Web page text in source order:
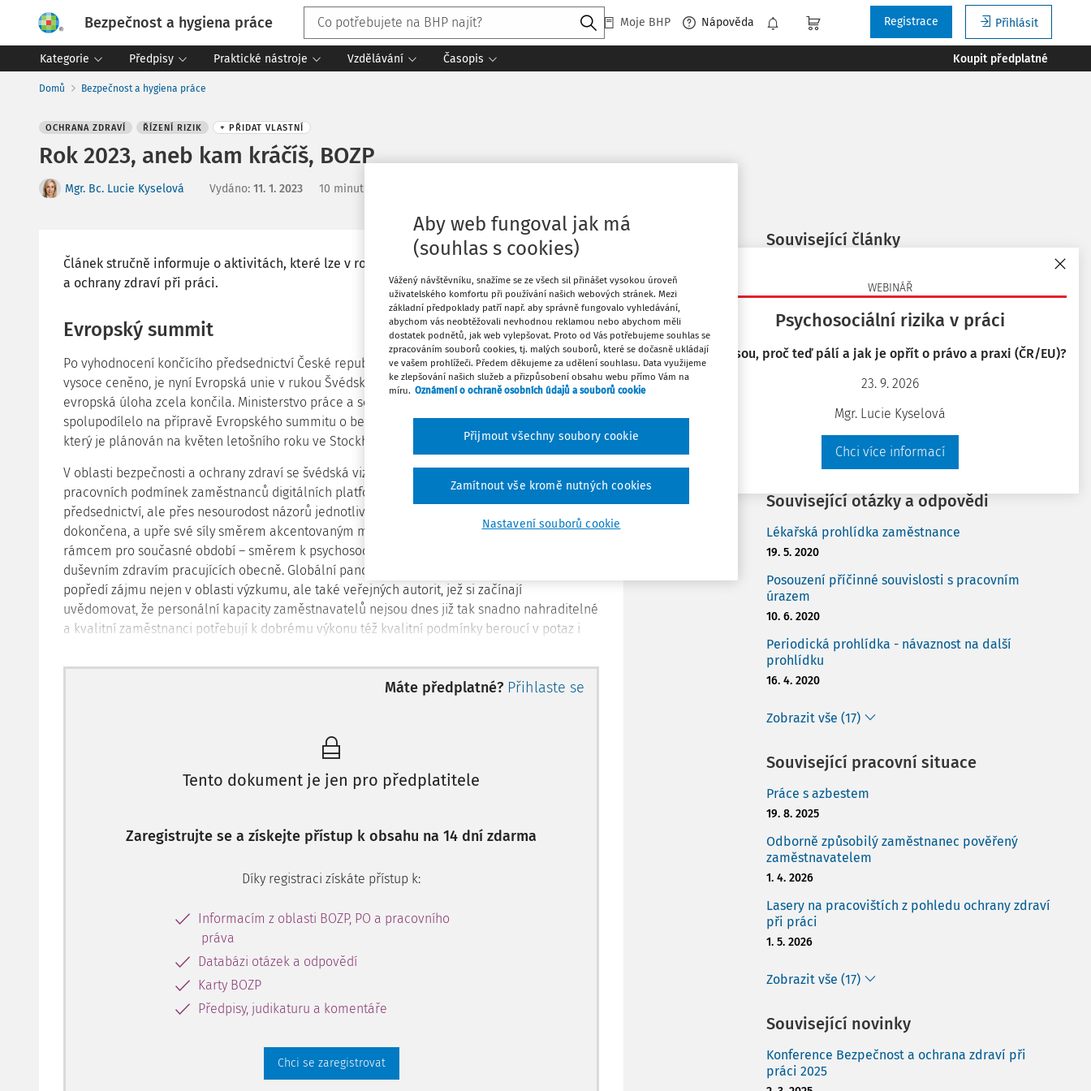
Bezpečnost a hygiena práce Moje BHP Nápověda Přihlásit
Registrace
Kategorie Předpisy Praktické nástroje Vzdělávání Časopis Koupit předplatné
WEBINÁŘ
Psychosociální rizika v práci
Co jsou, proč teď pálí a jak je opřít o právo a praxi (ČR/EU)?
23. 9. 2026
Mgr. Lucie Kyselová
Chci více informací
Domů Bezpečnost a hygiena práce
OCHRANA ZDRAVÍ ŘÍZENÍ RIZIK + PŘIDAT VLASTNÍ
Rok 2023, aneb kam kráčíš, BOZP
Mgr. Bc. Lucie Kyselová Vydáno: 11. 1. 2023 10 minut čtení
Článek stručně informuje o aktivitách, které lze v roce 2023 očekávat v oblasti bezpečnosti
a ochrany zdraví při práci.
Evropský summit
Po vyhodnocení končícího předsednictví České republiky v čele Evropské unie, které bylo
vysoce ceněno, je nyní Evropská unie v rukou Švédska, což však neznamená, že by naše
evropská úloha zcela končila. Ministerstvo práce a sociálních věcí bylo osloveno, aby se
spolupodílelo na přípravě Evropského summitu o bezpečnosti a ochraně zdraví při práci,
který je plánován na květen letošního roku ve Stockholmu.
V oblasti bezpečnosti a ochrany zdraví se švédská vize odklání od nezbytnosti úpravy
pracovních podmínek zaměstnanců digitálních platforem, která byla snahou českého
předsednictví, ale přes nesourodost názorů jednotlivých členských států nemohla být
dokončena, a upře své síly směrem akcentovaným mimo jiné Evropským strategickým
rámcem pro současné období – směrem k psychosociálním rizikům spojeným s prací a s
duševním zdravím pracujících obecně. Globální pandemie dostala právě tato dvě témata do
popředí zájmu nejen v oblasti výzkumu, ale také veřejných autorit, jež si začínají
uvědomovat, že personální kapacity zaměstnavatelů nejsou dnes již tak snadno nahraditelné
a kvalitní zaměstnanci potřebují k dobrému výkonu též kvalitní podmínky beroucí v potaz i
Máte předplatné? Přihlaste se
Tento dokument je jen pro předplatitele
Zaregistrujte se a získejte přístup k obsahu na 14 dní zdarma
Díky registraci získáte přístup k:
Informacím z oblasti BOZP, PO a pracovního
práva
Databázi otázek a odpovědí
Karty BOZP
Předpisy, judikaturu a komentáře
Chci se zaregistrovat
Oblíbené
Sdílet
Poznámka
Související články
práci v Evropě, konference ETUI
Bezpečné pracoviště, realita nebo fikce
12. 10. 2016
Přizpůsobení pracoviště po pandemii COVID-19
Zobrazit vše (18)
Související otázky a odpovědi
Lékařská prohlídka zaměstnance
19. 5. 2020
Posouzení příčinné souvislosti s pracovním
úrazem
10. 6. 2020
Periodická prohlídka - návaznost na další
prohlídku
16. 4. 2020
Zobrazit vše (17)
Související pracovní situace
Práce s azbestem
19. 8. 2025
Odborně způsobilý zaměstnanec pověřený
zaměstnavatelem
1. 4. 2026
Lasery na pracovištích z pohledu ochrany zdraví
při práci
1. 5. 2026
Zobrazit vše (17)
Související novinky
Konference Bezpečnost a ochrana zdraví při
práci 2025
Aby web fungoval jak má
(souhlas s cookies)
Vážený návštěvníku, snažíme se ze všech sil přinášet vysokou úroveň
uživatelského komfortu při používání našich webových stránek. Mezi
základní předpoklady patří např. aby správně fungovalo vyhledávání,
abychom vás neobtěžovali nevhodnou reklamou nebo abychom měli
dostatek podnětů, jak web vylepšovat. Proto od Vás potřebujeme souhlas se
zpracováním souborů cookies, tj. malých souborů, které se dočasně ukládají
ve vašem prohlížeči. Předem děkujeme za udělení souhlasu. Data využijeme
ke zlepšování našich služeb a přizpůsobení obsahu webu přímo Vám na
míru. Oznámení o ochraně osobních údajů a souborů cookie
Nastavení souborů cookie
Zamítnout vše kromě nutných cookies
Přijmout všechny soubory cookie